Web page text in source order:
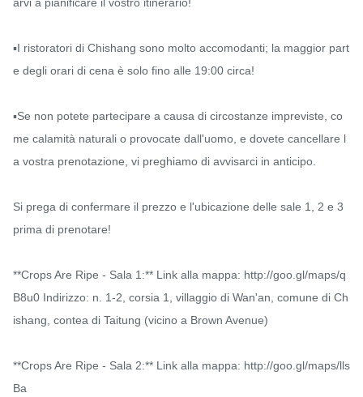
▪️I ristoratori di Chishang sono molto accomodanti; la maggior part
e degli orari di cena è solo fino alle 19:00 circa!
▪️Se non potete partecipare a causa di circostanze impreviste, co
me calamità naturali o provocate dall'uomo, e dovete cancellare l
a vostra prenotazione, vi preghiamo di avvisarci in anticipo.
Si prega di confermare il prezzo e l'ubicazione delle sale 1, 2 e 3
prima di prenotare!
**Crops Are Ripe - Sala 1:** Link alla mappa: http://goo.gl/maps/q
B8u0 Indirizzo: n. 1-2, corsia 1, villaggio di Wan'an, comune di Ch
ishang, contea di Taitung (vicino a Brown Avenue)
**Crops Are Ripe - Sala 2:** Link alla mappa: http://goo.gl/maps/lls
Ba